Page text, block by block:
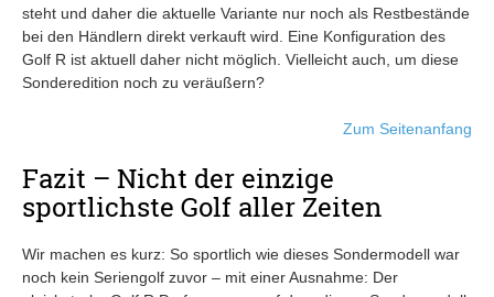
steht und daher die aktuelle Variante nur noch als Restbestände
bei den Händlern direkt verkauft wird. Eine Konfiguration des
Golf R ist aktuell daher nicht möglich. Vielleicht auch, um diese
Sonderedition noch zu veräußern?
Zum Seitenanfang
Fazit – Nicht der einzige
sportlichste Golf aller Zeiten
Wir machen es kurz: So sportlich wie dieses Sondermodell war
noch kein Seriengolf zuvor – mit einer Ausnahme: Der